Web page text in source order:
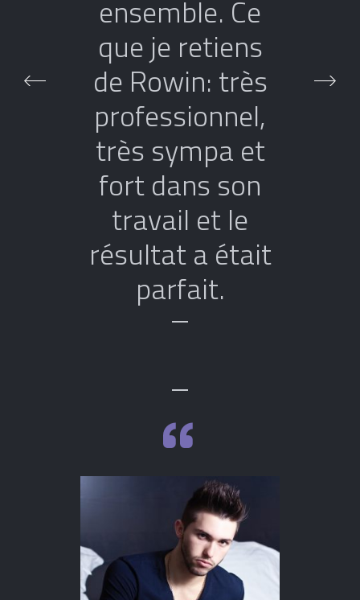
ensemble. Ce
que je retiens
de Rowin: très
professionnel,
très sympa et
fort dans son
travail et le
résultat a était
parfait.